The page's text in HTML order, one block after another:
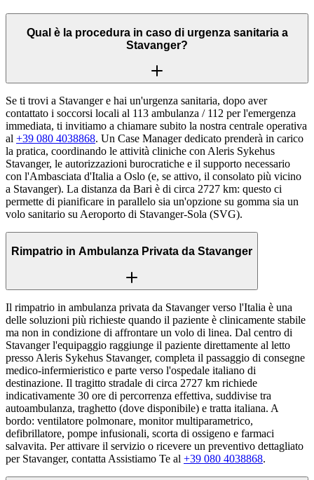
Qual è la procedura in caso di urgenza sanitaria a
Stavanger?
Se ti trovi a Stavanger e hai un'urgenza sanitaria, dopo aver
contattato i soccorsi locali al 113 ambulanza / 112 per l'emergenza
immediata, ti invitiamo a chiamare subito la nostra centrale operativa
al +39 080 4038868. Un Case Manager dedicato prenderà in carico
la pratica, coordinando le attività cliniche con Aleris Sykehus
Stavanger, le autorizzazioni burocratiche e il supporto necessario
con l'Ambasciata d'Italia a Oslo (e, se attivo, il consolato più vicino
a Stavanger). La distanza da Bari è di circa 2727 km: questo ci
permette di pianificare in parallelo sia un'opzione su gomma sia un
volo sanitario su Aeroporto di Stavanger-Sola (SVG).
Rimpatrio in Ambulanza Privata da Stavanger
Il rimpatrio in ambulanza privata da Stavanger verso l'Italia è una
delle soluzioni più richieste quando il paziente è clinicamente stabile
ma non in condizione di affrontare un volo di linea. Dal centro di
Stavanger l'equipaggio raggiunge il paziente direttamente al letto
presso Aleris Sykehus Stavanger, completa il passaggio di consegne
medico-infermieristico e parte verso l'ospedale italiano di
destinazione. Il tragitto stradale di circa 2727 km richiede
indicativamente 30 ore di percorrenza effettiva, suddivise tra
autoambulanza, traghetto (dove disponibile) e tratta italiana. A
bordo: ventilatore polmonare, monitor multiparametrico,
defibrillatore, pompe infusionali, scorta di ossigeno e farmaci
salvavita. Per attivare il servizio o ricevere un preventivo dettagliato
per Stavanger, contatta Assistiamo Te al +39 080 4038868.